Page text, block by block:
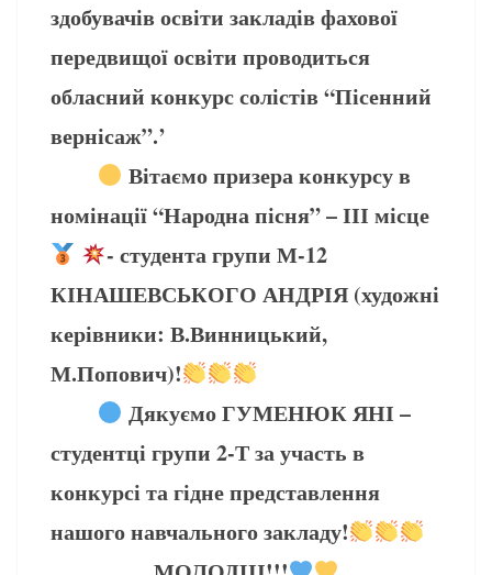
здобувачів освіти закладів фахової
передвищої освіти проводиться
обласний конкурс солістів “Пісенний
вернісаж”.’
Вітаємо призера конкурсу в
номінації “Народна пісня” – ІІІ місце
- студента групи М-12
КІНАШЕВСЬКОГО АНДРІЯ (художні
керівники: В.Винницький,
М.Попович)!
Дякуємо ГУМЕНЮК ЯНІ –
студентці групи 2-Т за участь в
конкурсі та гідне представлення
нашого навчального закладу!